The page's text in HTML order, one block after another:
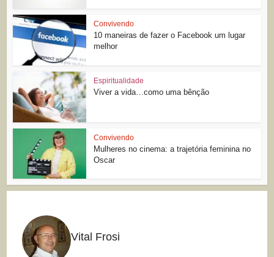
Convivendo
10 maneiras de fazer o Facebook um lugar
melhor
Espiritualidade
Viver a vida…como uma bênção
Convivendo
Mulheres no cinema: a trajetória feminina no
Oscar
Vital Frosi